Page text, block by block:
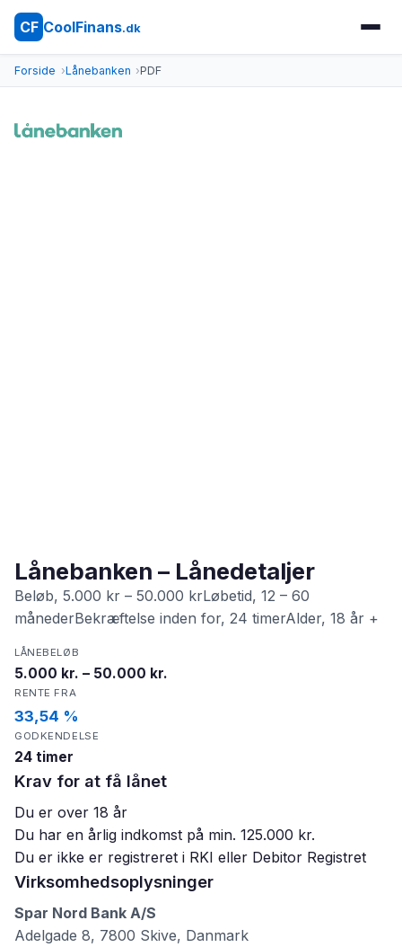
CF CoolFinans.dk
Forside Lånebanken PDF
Lånebanken – Lånedetaljer
Beløb, 5.000 kr – 50.000 krLøbetid, 12 – 60
månederBekræftelse inden for, 24 timerAlder, 18 år +
LÅNEBELØB
5.000 kr. – 50.000 kr.
RENTE FRA
33,54 %
GODKENDELSE
24 timer
Krav for at få lånet
Du er over 18 år
Du har en årlig indkomst på min. 125.000 kr.
Du er ikke er registreret i RKI eller Debitor Registret
Virksomhedsoplysninger
Spar Nord Bank A/S
Adelgade 8, 7800 Skive, Danmark